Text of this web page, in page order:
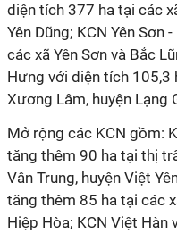
diện tích 377 ha tại các
Yên Dũng; KCN Yên Sơn
các xã Yên Sơn và Bắc
Hưng với diện tích 105,3
Xương Lâm, huyện Lạng
Mở rộng các KCN gồm:
tăng thêm 90 ha tại thị
Vân Trung, huyện Việt
tăng thêm 85 ha tại các
Hiệp Hòa; KCN Việt